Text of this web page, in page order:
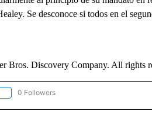
Se desconoce si todos en el
Discovery Company. All rights
"CNN - SPANISH" TO RECEIVE
0 Followers